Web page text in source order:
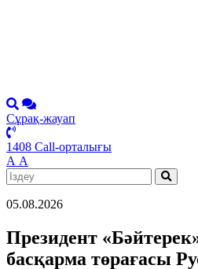
Сұрақ-жауап
1408 Call-орталығы
А А
05.08.2026
Президент
басқарма төрағасы